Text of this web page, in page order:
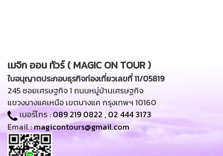
เมจิก ออน ทัวร์ ( MAGIC ON TOUR )
ใบอนุญาตประกอบธุรกิจท่องเที่ยวเลขที่ 11/05819
245 ซอยเศรษฐกิจ 1 ถนนหมู่บ้านเศรษฐกิจ
แขวงบางแคเหนือ เขตบางแค กรุงเทพฯ 10160
เบอร์โทร :089 219 0822 , 02 444 3173
Email :magicontours@gmail.com